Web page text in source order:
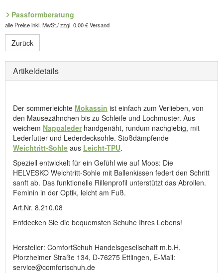
Entdecken Sie die bequemsten Schuhe Ihres Lebens!
Hersteller: ComfortSchuh Handelsgesellschaft m.b.H, Pforzheimer
Straße 134, D-76275 Ettlingen, E-Mail: service@comfortschuh.de
Passformberatung
alle Preise inkl. MwSt./ zzgl. 0,00 € Versand
Zurück
Artikeldetails
Der sommerleichte Mokassin ist einfach zum Verlieben, von
den Mausezähnchen bis zu Schleife und Lochmuster. Aus
weichem Nappalederhandgenäht, rundum nachgiebig, mit
Lederfutter und Lederdecksohle. Stoßdämpfende
Weichtritt-Sohle aus Leicht-TPU.
Speziell entwickelt für ein Gefühl wie auf Moos: Die
HELVESKO Weichtritt-Sohle mit Ballenkissen federt den Schritt
sanft ab. Das funktionelle Rillenprofil unterstützt das Abrollen.
Feminin in der Optik, leicht am Fuß.
Art.Nr. 8.210.08
Entdecken Sie die bequemsten Schuhe Ihres Lebens!
Hersteller: ComfortSchuh Handelsgesellschaft m.b.H,
Pforzheimer Straße 134, D-76275 Ettlingen, E-Mail:
service@comfortschuh.de